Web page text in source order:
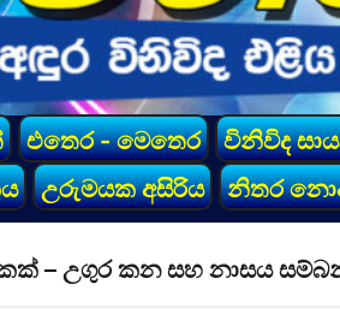
එතෙර - මෙතෙර විනිවිද
උරුමයක අසිරිය නිතර
– උගුර කන සහ නාසය